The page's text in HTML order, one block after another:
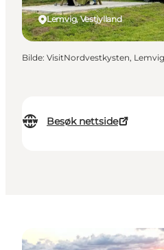
Besøk nettside
Lemvig, Vestjylland
Bilde: VisitNordvestkysten, Lemvig